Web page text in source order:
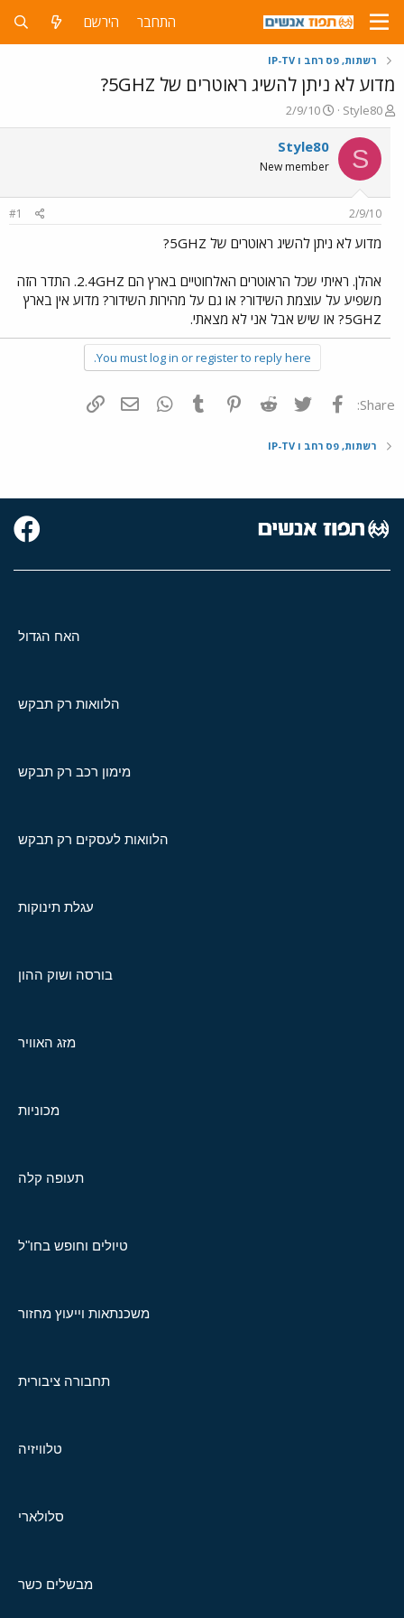
התחבר הירשם
רשתות, פס רחב ו IP-TV
מדוע לא ניתן להשיג ראוטרים של 5GHZ?
פ
ו
ת
ח
ה
ו
ש
א
Style80
פ
ו
ר
ם
ר
2/9/10
S
Style80
New member
2/9/10
#1
מדוע לא ניתן להשיג ראוטרים של 5GHZ?
אהלן. ראיתי שכל הראוטרים האלחוטיים בארץ הם 2.4GHZ. התדר הזה
משפיע על עוצמת השידור? או גם על מהירות השידור? מדוע אין בארץ
5GHZ? או שיש אבל אני לא מצאתי.
You must log in or register to reply here.
Share: פייסבוק Twitter
Reddit
Pinterest
Tumblr
WhatsAppדואר אלקטרוני
רשתות, פס רחב ו IP-TV
האח הגדול
הלוואות רק תבקש
מימון רכב רק תבקש
הלוואות לעסקים רק תבקש
עגלת תינוקות
בורסה ושוק ההון
מזג האוויר
מכוניות
תעופה קלה
טיולים וחופש בחו"ל
משכנתאות וייעוץ מחזור
תחבורה ציבורית
טלוויזיה
סלולארי
מבשלים כשר